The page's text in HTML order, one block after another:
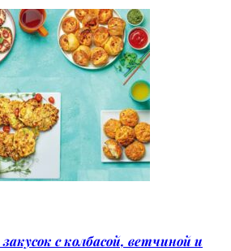
с колбасой, ветчиной и